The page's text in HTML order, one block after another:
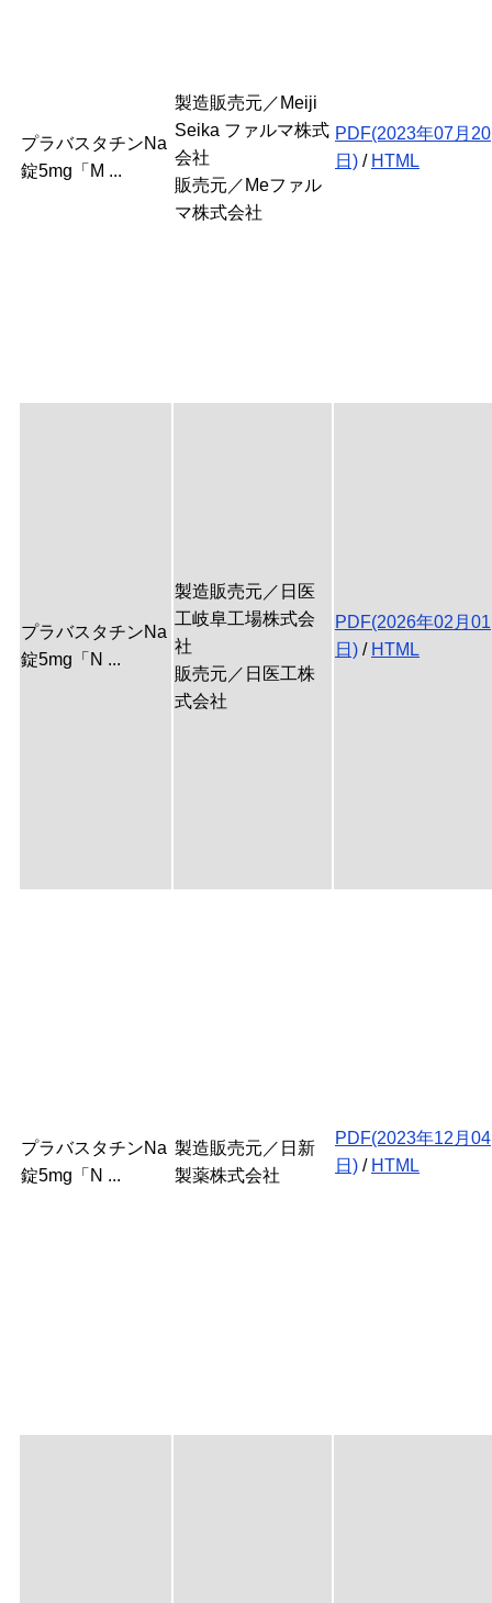
プラバスタチンNa
錠5mg「M ...
製造販売元／Meiji
Seika ファルマ株式
会社
販売元／Meファル
マ株式会社
PDF(2023年07月20
日) / HTML
プラバスタチンNa
錠5mg「N ...
製造販売元／日医
工岐阜工場株式会
社
販売元／日医工株
式会社
PDF(2026年02月01
日) / HTML
プラバスタチンNa
錠5mg「N ...
製造販売元／日新
製薬株式会社
PDF(2023年12月04
日) / HTML